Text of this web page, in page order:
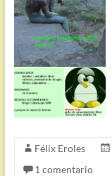
Félix Eroles
1 comentario